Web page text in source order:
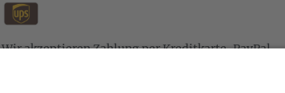
Wir akzeptieren Zahlung per Kreditkarte, PayPal,